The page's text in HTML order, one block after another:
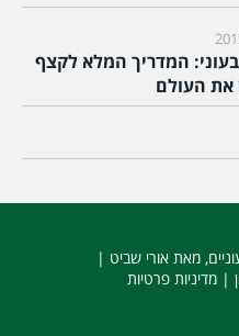
המדריך המלא לקצף
את העולם
, מאת אורי שביט |
| מדיניות פרטיות